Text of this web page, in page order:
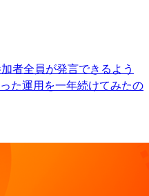
者全員が発言できるよう
た運用を一年続けてみたの